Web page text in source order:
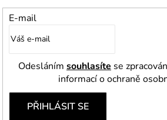
E-mail
Odesláním souhlasíte se
informací o ochraně
PŘIHLÁSIT SE